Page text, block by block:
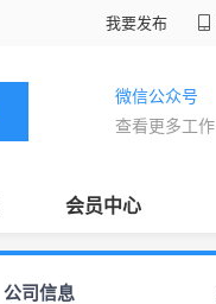
我要发布
微信公众号
查看更多工作
会员中心
公司信息